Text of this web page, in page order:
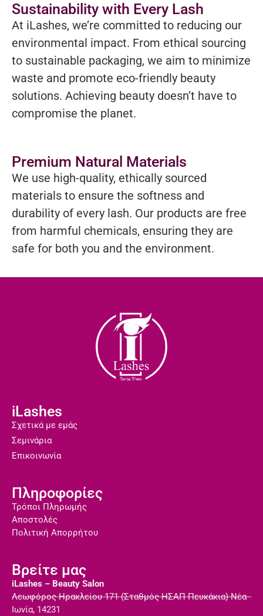
Sustainability with Every Lash
At iLashes, we’re committed to reducing our
environmental impact. From ethical sourcing
to sustainable packaging, we aim to minimize
waste and promote eco-friendly beauty
solutions. Achieving beauty doesn’t have to
compromise the planet.
Premium Natural Materials
We use high-quality, ethically sourced
materials to ensure the softness and
durability of every lash. Our products are free
from harmful chemicals, ensuring they are
safe for both you and the environment.
iLashes
Σχετικά με εμάς
Σεμινάρια
Επικοινωνία
Πληροφορίες
Τρόποι Πληρωμής
Αποστολές
Πολιτική Απορρήτου
Βρείτε μας
iLashes – Beauty Salon
Λεωφόρος Ηρακλείου 171 (Σταθμός ΗΣΑΠ Πευκάκια) Νέα
Ιωνία, 14231